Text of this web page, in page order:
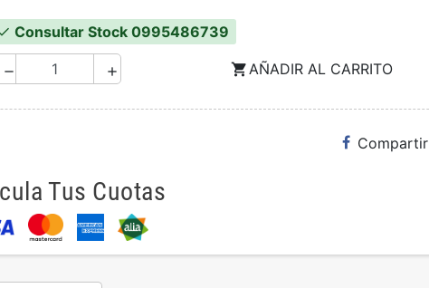
Consultar Stock 0995486739
remove add shopping_cart AÑADIR AL CARRITO
Compartir
Tus Cuotas